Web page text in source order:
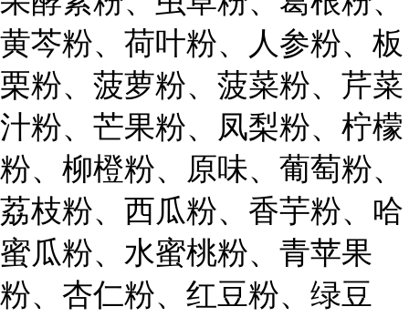
黄芩粉、荷叶粉、人参粉、板
栗粉、菠萝粉、菠菜粉、芹菜
汁粉、芒果粉、凤梨粉、柠檬
粉、柳橙粉、原味、葡萄粉、
荔枝粉、西瓜粉、香芋粉、哈
蜜瓜粉、水蜜桃粉、青苹果
粉、杏仁粉、红豆粉、绿豆